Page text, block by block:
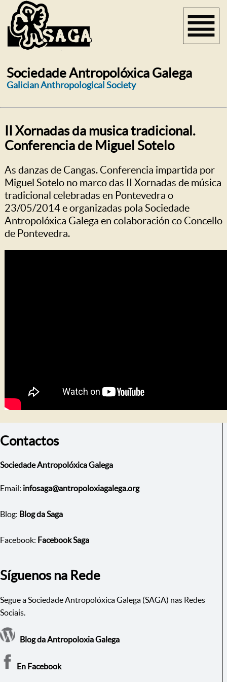
Sociedade Antropolóxica Galega
Galician Anthropological Society
II Xornadas da musica tradicional.
Conferencia de Miguel Sotelo
As danzas de Cangas. Conferencia impartida por
Miguel Sotelo no marco das II Xornadas de música
tradicional celebradas en Pontevedra o
23/05/2014 e organizadas pola Sociedade
Antropolóxica Galega en colaboración co Concello
de Pontevedra.
Contactos
Sociedade Antropolóxica Galega
Email: infosaga@antropoloxiagalega.org
Blog: Blog da Saga
Facebook: Facebook Saga
Síguenos na Rede
Segue a Sociedade Antropolóxica Galega (SAGA) nas Redes
Sociais.
Blog da Antropoloxia Galega
En Facebook